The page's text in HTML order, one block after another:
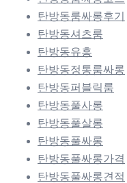
탄방동룸싸롱후기
탄방동셔츠룸
탄방동유흥
탄방동정통룸싸롱
탄방동퍼블릭룸
탄방동풀사롱
탄방동풀살롱
탄방동풀싸롱
탄방동풀싸롱가격
탄방동풀싸롱견적